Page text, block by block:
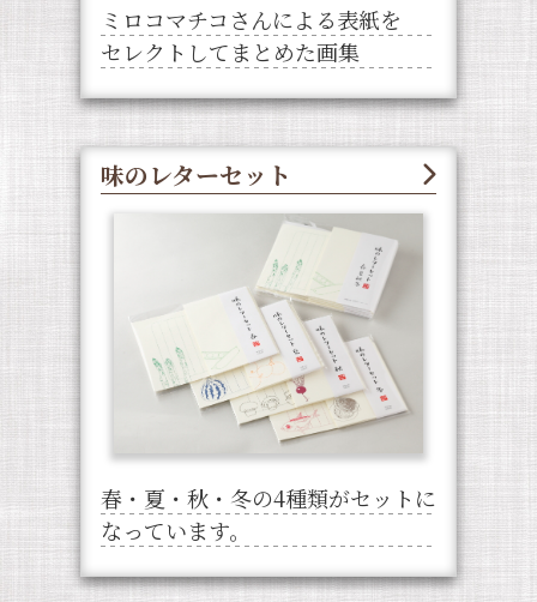
ミロコマチコさんによる表紙を
セレクトしてまとめた画集
味のレターセット
春・夏・秋・冬の4種類がセットに
なっています。